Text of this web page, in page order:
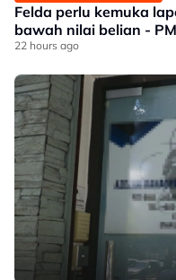
Felda perlu kemuka
bawah nilai belian -
22 hours ago